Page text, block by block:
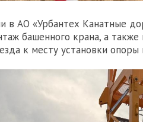
в АО «Урбантех Канатные
башенного крана, а
к месту установки опоры